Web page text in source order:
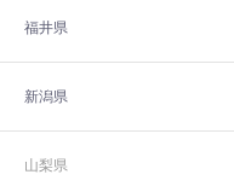
福井県
新潟県
山梨県